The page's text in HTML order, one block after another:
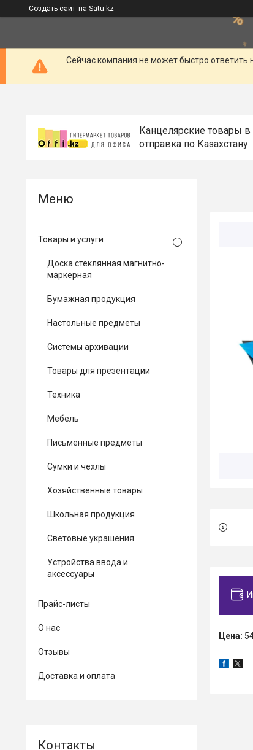
Создать сайт на Satu.kz
Сейчас компания не может быстро
Канцелярские товары
отправка по Казахстану.
Цена:
Товары и услуги
Доска стеклянная магнитно-
маркерная
Бумажная продукция
Настольные предметы
Системы архивации
Товары для презентации
Техника
Мебель
Письменные предметы
Сумки и чехлы
Хозяйственные товары
Школьная продукция
Световые украшения
Устройства ввода и
аксессуары
Прайс-листы
О нас
Отзывы
Доставка и оплата